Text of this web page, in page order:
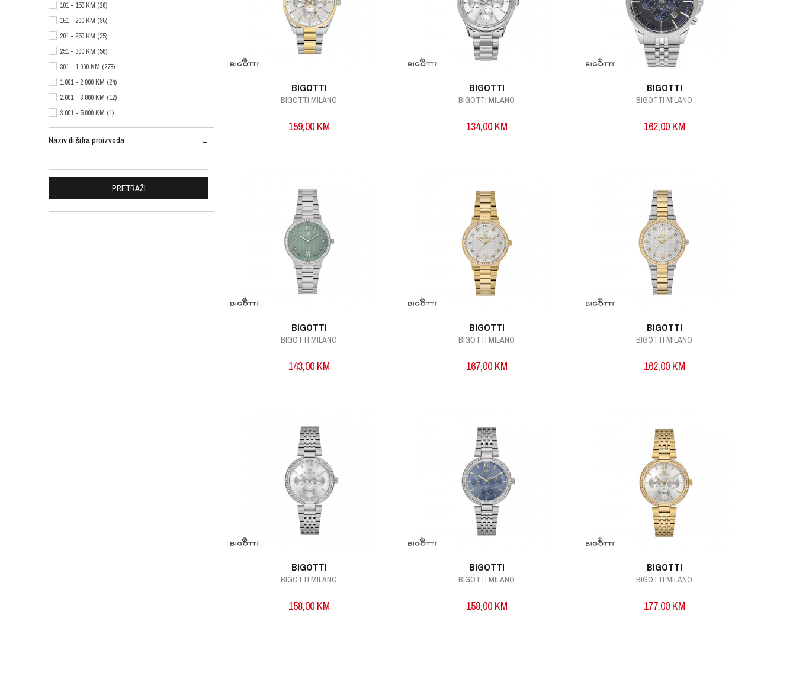
101 - 150 KM (26)
151 - 200 KM (35)
201 - 250 KM (35)
251 - 300 KM (56)
301 - 1.000 KM (278)
1.001 - 2.000 KM (24)
2.001 - 3.000 KM (12)
3.001 - 5.000 KM (1)
Naziv ili šifra proizvoda
PRETRAŽI
BIGOTTI
BIGOTTI MILANO
159,00 KM
BIGOTTI
BIGOTTI MILANO
134,00 KM
BIGOTTI
BIGOTTI MILANO
162,00 KM
BIGOTTI
BIGOTTI MILANO
143,00 KM
BIGOTTI
BIGOTTI MILANO
167,00 KM
BIGOTTI
BIGOTTI MILANO
162,00 KM
BIGOTTI
BIGOTTI MILANO
158,00 KM
BIGOTTI
BIGOTTI MILANO
158,00 KM
BIGOTTI
BIGOTTI MILANO
177,00 KM